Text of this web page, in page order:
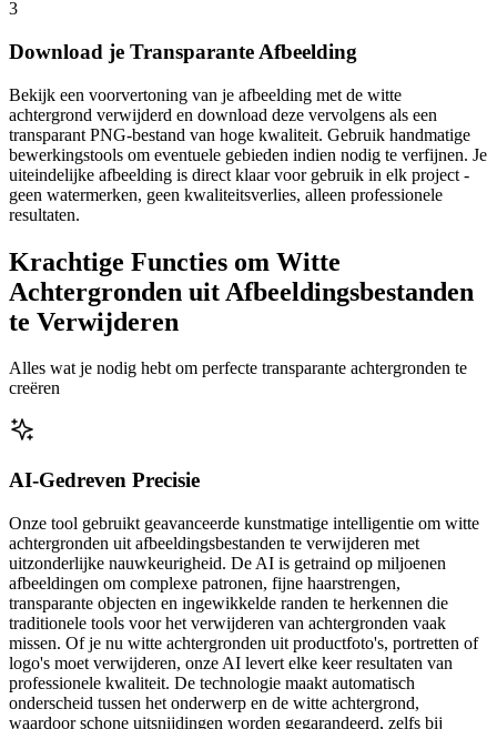
3
Download je Transparante Afbeelding
Bekijk een voorvertoning van je afbeelding met de witte
achtergrond verwijderd en download deze vervolgens als een
transparant PNG-bestand van hoge kwaliteit. Gebruik handmatige
bewerkingstools om eventuele gebieden indien nodig te verfijnen. Je
uiteindelijke afbeelding is direct klaar voor gebruik in elk project -
geen watermerken, geen kwaliteitsverlies, alleen professionele
resultaten.
Krachtige Functies om Witte
Achtergronden uit Afbeeldingsbestanden
te Verwijderen
Alles wat je nodig hebt om perfecte transparante achtergronden te
creëren
AI-Gedreven Precisie
Onze tool gebruikt geavanceerde kunstmatige intelligentie om witte
achtergronden uit afbeeldingsbestanden te verwijderen met
uitzonderlijke nauwkeurigheid. De AI is getraind op miljoenen
afbeeldingen om complexe patronen, fijne haarstrengen,
transparante objecten en ingewikkelde randen te herkennen die
traditionele tools voor het verwijderen van achtergronden vaak
missen. Of je nu witte achtergronden uit productfoto's, portretten of
logo's moet verwijderen, onze AI levert elke keer resultaten van
professionele kwaliteit. De technologie maakt automatisch
onderscheid tussen het onderwerp en de witte achtergrond,
waardoor schone uitsnijdingen worden gegarandeerd, zelfs bij